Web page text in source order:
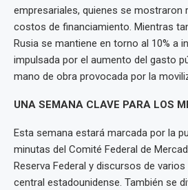
empresariales, quienes se mostraron
costos de financiamiento. Mientras
Rusia se mantiene en torno al 10% a
impulsada por el aumento del gasto
mano de obra provocada por la
UNA SEMANA CLAVE PARA LOS
Esta semana estará marcada por la
minutas del Comité Federal de
Reserva Federal y discursos de
central estadounidense. También se